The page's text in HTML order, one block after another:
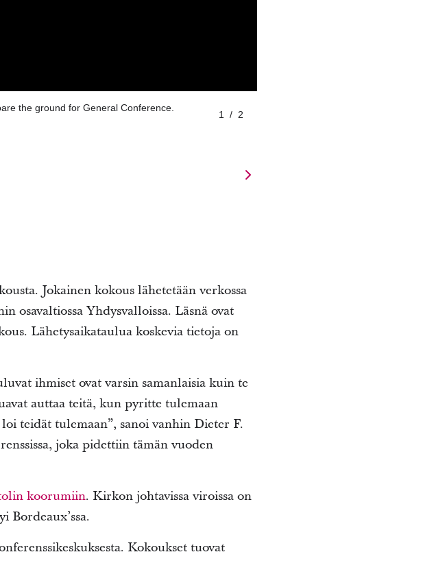
the ground for General Conference.
1 / 2
Jokainen kokous lähetetään verkossa
osavaltiossa Yhdysvalloissa. Läsnä ovat
Lähetysaikataulua koskevia tietoja on
ihmiset ovat varsin samanlaisia kuin te
auttaa teitä, kun pyritte tulemaan
teidät tulemaan”, sanoi vanhin Dieter F.
joka pidettiin tämän vuoden
koorumiin. Kirkon johtavissa viroissa on
Bordeaux’ssa.
Kokoukset tuovat